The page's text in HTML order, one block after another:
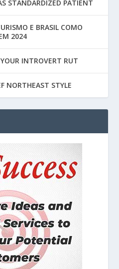
STANDARDIZED PATIENT
E BRASIL COMO
2024
INTROVERT RUT
NORTHEAST STYLE